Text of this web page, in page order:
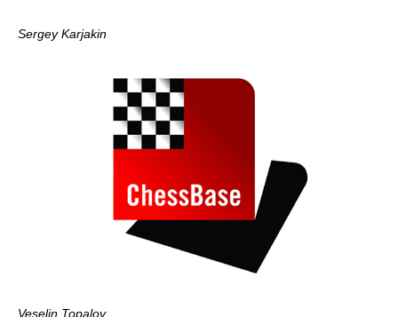
Sergey Karjakin
Veselin Topalov